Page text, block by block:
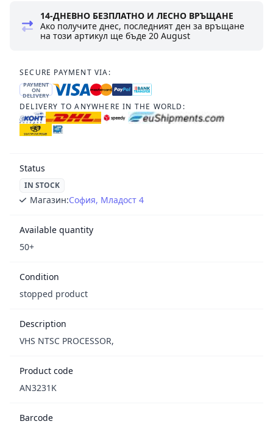
14-ДНЕВНО БЕЗПЛАТНО И ЛЕСНО ВРЪЩАНЕ
Ако получите днес, последният ден за връщане
на този артикул ще бъде20 August
SECURE PAYMENT VIA:
PAYMENT
ON
DELIVERY
DELIVERY TO ANYWHERE IN THE WORLD:
Status
IN STOCK
Магазин:София, Младост 4
Available quantity
50+
Condition
stopped product
Description
VHS NTSC PROCESSOR,
Product code
AN3231K
Barcode